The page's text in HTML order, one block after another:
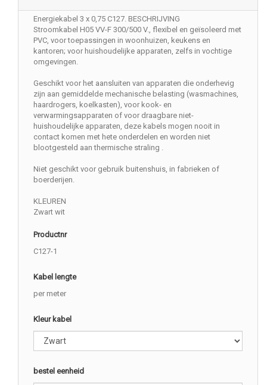
Energiekabel 3 x 0,75 C127. BESCHRIJVING
Stroomkabel H05 VV-F 300/500 V., flexibel en geïsoleerd met
PVC, voor toepassingen in woonhuizen, keukens en
kantoren; voor huishoudelijke apparaten, zelfs in vochtige
omgevingen.
Geschikt voor het aansluiten van apparaten die onderhevig
zijn aan gemiddelde mechanische belasting (wasmachines,
haardrogers, koelkasten), voor kook- en
verwarmingsapparaten of voor draagbare niet-
huishoudelijke apparaten, deze kabels mogen nooit in
contact komen met hete onderdelen en worden niet
blootgesteld aan thermische straling .
Niet geschikt voor gebruik buitenshuis, in fabrieken of
boerderijen.
KLEUREN
Zwart wit
Productnr
C127-1
Kabel lengte
per meter
Kleur kabel
bestel eenheid